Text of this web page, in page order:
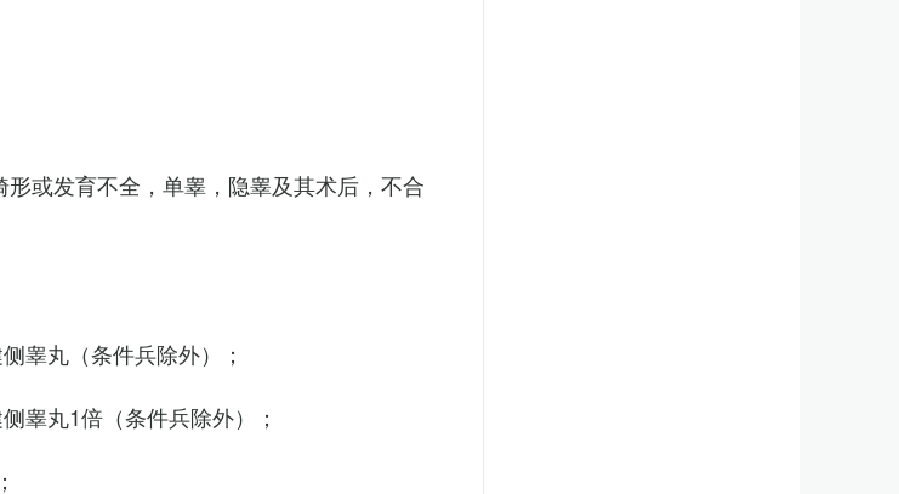
或发育不全，单睾，隐睾及其术后，不合
睾丸（条件兵除外）；
睾丸1倍（条件兵除外）；